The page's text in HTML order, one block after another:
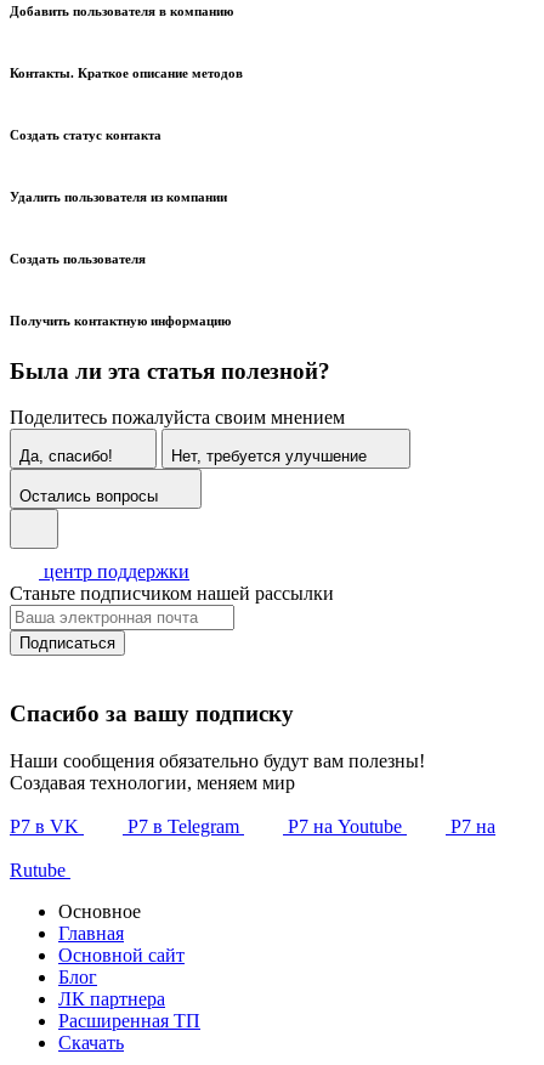
Добавить пользователя в компанию
Контакты. Краткое описание методов
Создать статус контакта
Удалить пользователя из компании
Создать пользователя
Получить контактную информацию
Была ли эта статья полезной?
Поделитесь пожалуйста своим мнением
Да, спасибо! Нет, требуется улучшение
Остались вопросы
центр поддержки
Станьте подписчиком нашей рассылки
Подписаться
Спасибо за вашу подписку
Наши сообщения обязательно будут вам полезны!
Создавая технологии, меняем мир
Р7 в VK Р7 в Telegram Р7 на Youtube Р7 на
Rutube
Основное
Главная
Основной сайт
Блог
ЛК партнера
Расширенная ТП
Скачать